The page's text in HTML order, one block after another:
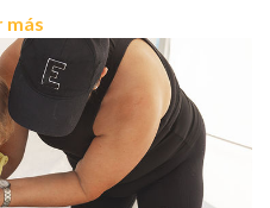
más